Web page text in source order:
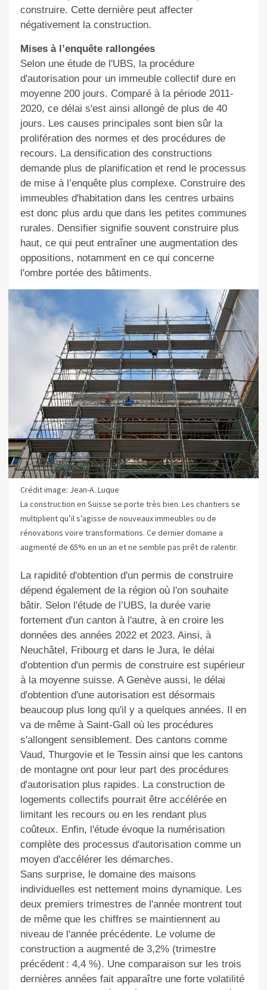
construire. Cette dernière peut affecter
négativement la construction.
Mises à l’enquête rallongées
Selon une étude de l'UBS, la procédure
d'autorisation pour un immeuble collectif dure en
moyenne 200 jours. Comparé à la période 2011-
2020, ce délai s'est ainsi allongé de plus de 40
jours. Les causes principales sont bien sûr la
prolifération des normes et des procédures de
recours. La densification des constructions
demande plus de planification et rend le processus
de mise à l’enquête plus complexe. Construire des
immeubles d'habitation dans les centres urbains
est donc plus ardu que dans les petites communes
rurales. Densifier signifie souvent construire plus
haut, ce qui peut entraîner une augmentation des
oppositions, notamment en ce qui concerne
l'ombre portée des bâtiments.
Crédit image: Jean-A. Luque
La construction en Suisse se porte très bien. Les chantiers se
multiplient qu’il s’agisse de nouveaux immeubles ou de
rénovations voire transformations. Ce dernier domaine a
augmenté de 65% en un an et ne semble pas prêt de ralentir.
La rapidité d'obtention d'un permis de construire
dépend également de la région où l'on souhaite
bâtir. Selon l'étude de l’UBS, la durée varie
fortement d'un canton à l'autre, à en croire les
données des années 2022 et 2023. Ainsi, à
Neuchâtel, Fribourg et dans le Jura, le délai
d'obtention d'un permis de construire est supérieur
à la moyenne suisse. A Genève aussi, le délai
d'obtention d'une autorisation est désormais
beaucoup plus long qu'il y a quelques années. Il en
va de même à Saint-Gall où les procédures
s'allongent sensiblement. Des cantons comme
Vaud, Thurgovie et le Tessin ainsi que les cantons
de montagne ont pour leur part des procédures
d'autorisation plus rapides. La construction de
logements collectifs pourrait être accélérée en
limitant les recours ou en les rendant plus
coûteux. Enfin, l'étude évoque la numérisation
complète des processus d'autorisation comme un
moyen d'accélérer les démarches.
Sans surprise, le domaine des maisons
individuelles est nettement moins dynamique. Les
deux premiers trimestres de l'année montrent tout
de même que les chiffres se maintiennent au
niveau de l'année précédente. Le volume de
construction a augmenté de 3,2% (trimestre
précédent : 4,4 %). Une comparaison sur les trois
dernières années fait apparaître une forte volatilité